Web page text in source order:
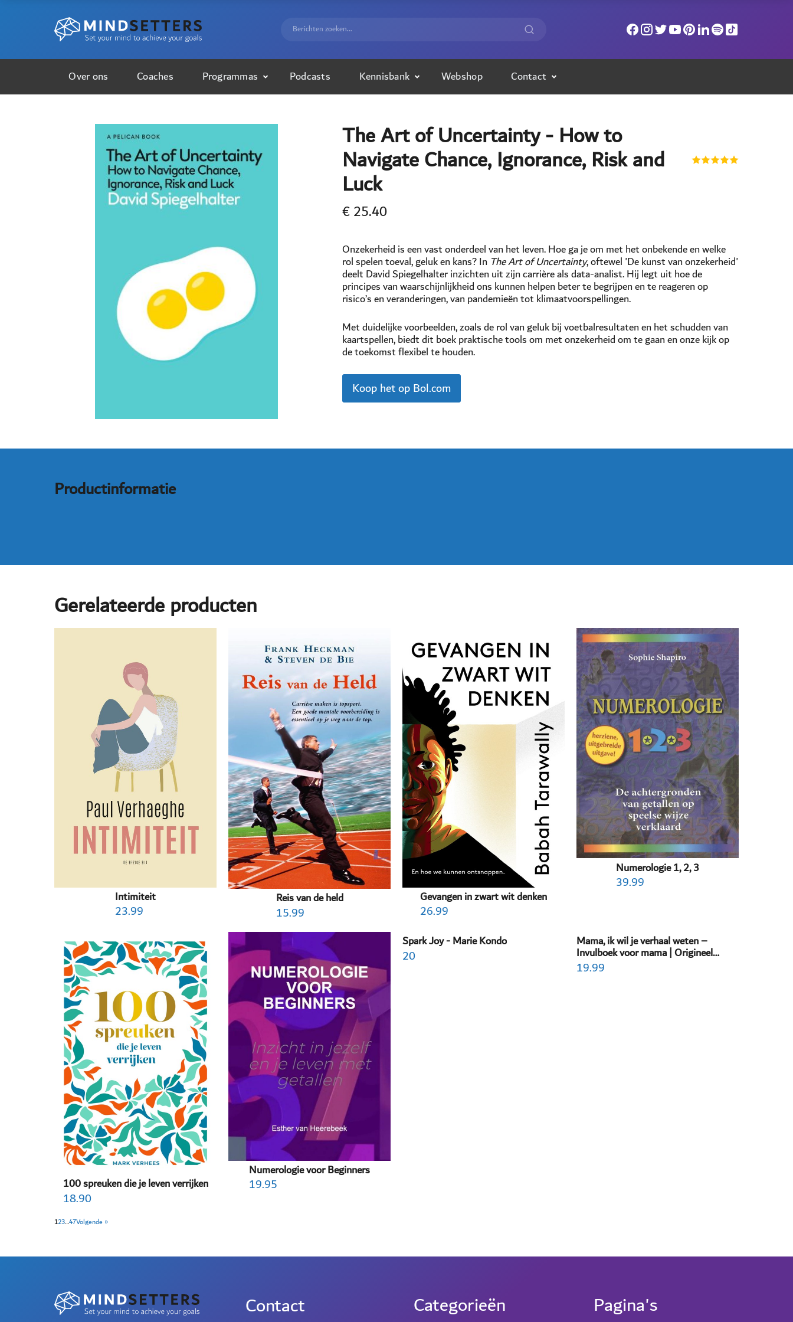
Over ons Coaches Programmas Podcasts Kennisbank Webshop Contact
The Art of Uncertainty - How to
Navigate Chance, Ignorance, Risk and
Luck
€25.40
Onzekerheid is een vast onderdeel van het leven. Hoe ga je om met het onbekende en welke
rol spelen toeval, geluk en kans? In The Art of Uncertainty, oftewel 'De kunst van onzekerheid'
deelt David Spiegelhalter inzichten uit zijn carrière als data-analist. Hij legt uit hoe de
principes van waarschijnlijkheid ons kunnen helpen beter te begrijpen en te reageren op
risico’s en veranderingen, van pandemieën tot klimaatvoorspellingen.
Met duidelijke voorbeelden, zoals de rol van geluk bij voetbalresultaten en het schudden van
kaartspellen, biedt dit boek praktische tools om met onzekerheid om te gaan en onze kijk op
de toekomst flexibel te houden.
Koop het op Bol.com
Productinformatie
Gerelateerde producten
Intimiteit
23.99
Reis van de held
15.99
Gevangen in zwart wit denken
26.99
Numerologie 1, 2, 3
39.99
100 spreuken die je leven verrijken
18.90
Numerologie voor Beginners
19.95
Spark Joy - Marie Kondo
20
Mama, ik wil je verhaal weten –
Invulboek voor mama | Origineel
moederdag cadeau & geschenk |
Persoonlijk invulboek volwassenen
19.99
123…47Volgende »
Contact Categorieën Pagina's